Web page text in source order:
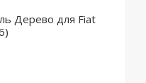
Дерево для Fiat